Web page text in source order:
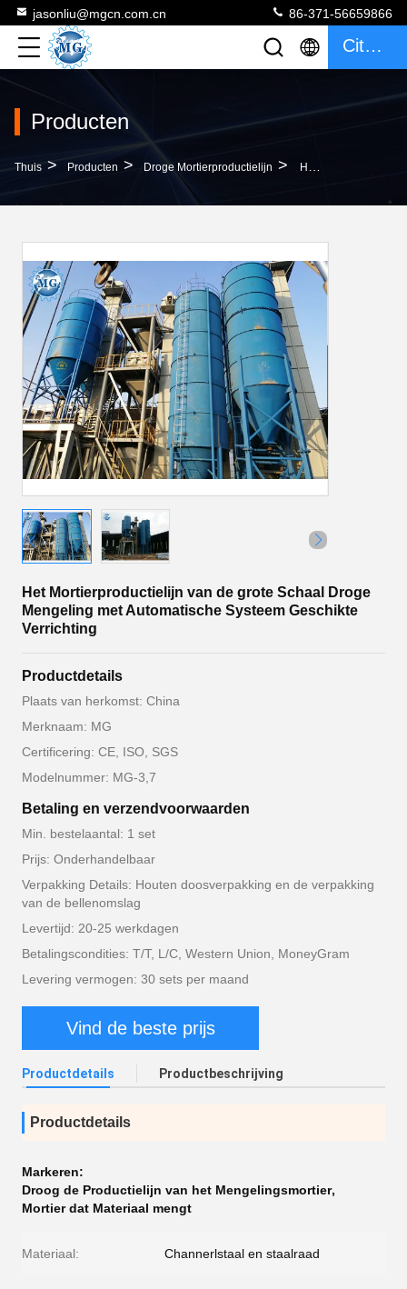
jasonliu@mgcn.com.cn 86-371-56659866
Citaat
Producten
Thuis > Producten > Droge Mortierproductielijn > Het Mortierproductielijn Van De Grote Schaal Droge Mengeling Met Automatische Systeem Geschikte Verrichting
Het Mortierproductielijn van de grote Schaal Droge
Mengeling met Automatische Systeem Geschikte
Verrichting
Productdetails
Plaats van herkomst: China
Merknaam: MG
Certificering: CE, ISO, SGS
Modelnummer: MG-3,7
Betaling en verzendvoorwaarden
Min. bestelaantal: 1 set
Prijs: Onderhandelbaar
Verpakking Details: Houten doosverpakking en de verpakking
van de bellenomslag
Levertijd: 20-25 werkdagen
Betalingscondities: T/T, L/C, Western Union, MoneyGram
Levering vermogen: 30 sets per maand
Vind de beste prijs
Productdetails Productbeschrijving
Productdetails
Markeren:
Droog de Productielijn van het Mengelingsmortier,
Mortier dat Materiaal mengt
Materiaal: Channerlstaal en staalraad